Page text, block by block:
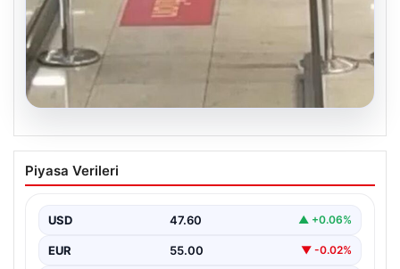
2 Yaşındaki Bebeğin Hayatını Kurtaran
Havalimanı Personeline Ödül
bir olayda, 2 yaşındaki Liam isimli bir çocuğun…
Piyasa Verileri
USD 47.60 ▲ +0.06%
EUR 55.00 ▼ -0.02%